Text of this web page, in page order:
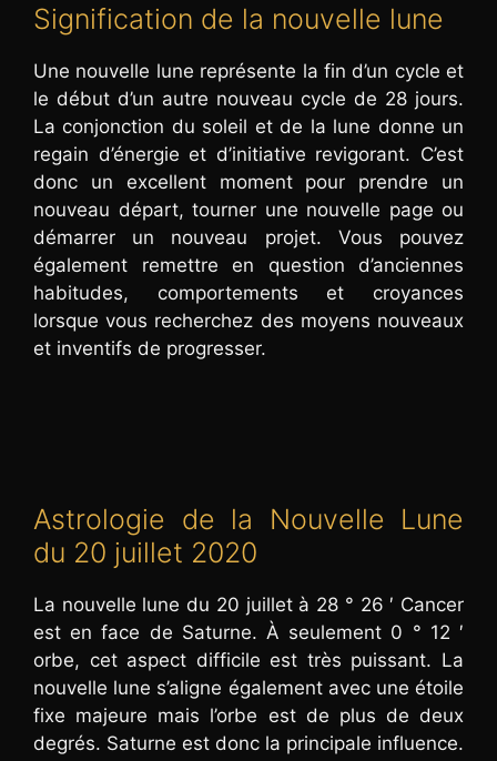
Signification de la nouvelle lune
Une nouvelle lune représente la fin d’un cycle et
le début d’un autre nouveau cycle de 28 jours.
La conjonction du soleil et de la lune donne un
regain d’énergie et d’initiative revigorant. C’est
donc un excellent moment pour prendre un
nouveau départ, tourner une nouvelle page ou
démarrer un nouveau projet. Vous pouvez
également remettre en question d’anciennes
habitudes, comportements et croyances
lorsque vous recherchez des moyens nouveaux
et inventifs de progresser.
Astrologie de la Nouvelle Lune
du 20 juillet 2020
La nouvelle lune du 20 juillet à 28 ° 26 ′ Cancer
est en face de Saturne. À seulement 0 ° 12 ′
orbe, cet aspect difficile est très puissant. La
nouvelle lune s’aligne également avec une étoile
fixe majeure mais l’orbe est de plus de deux
degrés. Saturne est donc la principale influence.